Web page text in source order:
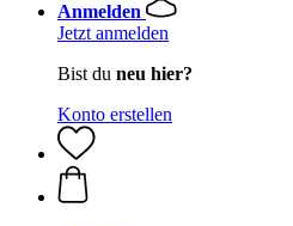
Anmelden
Jetzt anmelden
Bist du neu hier?
Konto erstellen